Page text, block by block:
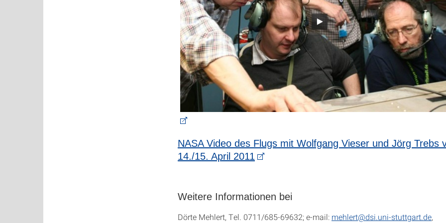
NASA Video des Flugs mit Wolfgang Vieser und Jörg Trebs
14./15. April 2011
Weitere Informationen bei
Dörte Mehlert, Tel. 0711/685-69632; e-mail: mehlert@dsi.uni-stuttgart.de,